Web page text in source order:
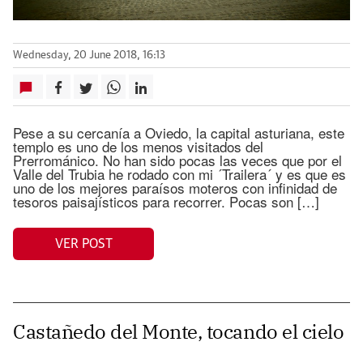
Wednesday, 20 June 2018, 16:13
Pese a su cercanía a Oviedo, la capital asturiana, este
templo es uno de los menos visitados del
Prerrománico. No han sido pocas las veces que por el
Valle del Trubia he rodado con mi ´Trailera´ y es que es
uno de los mejores paraísos moteros con infinidad de
tesoros paisajísticos para recorrer. Pocas son […]
VER POST
Castañedo del Monte, tocando el cielo